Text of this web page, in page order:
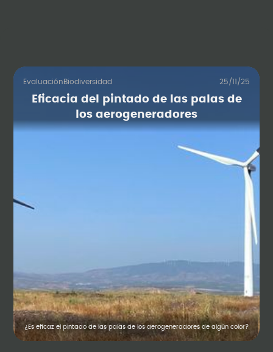
Evaluación Biodiversidad 25/11/25
Eficacia del pintado de las palas de
los aerogeneradores
¿Es eficaz el pintado de las palas de los aerogeneradores de algún color?